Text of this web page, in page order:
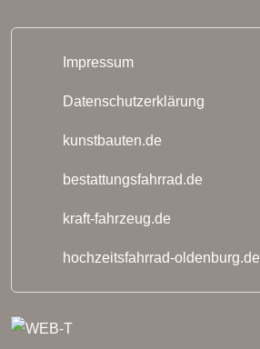
Impressum
Datenschutzerklärung
kunstbauten.de
bestattungsfahrrad.de
kraft-fahrzeug.de
hochzeitsfahrrad-oldenburg.de